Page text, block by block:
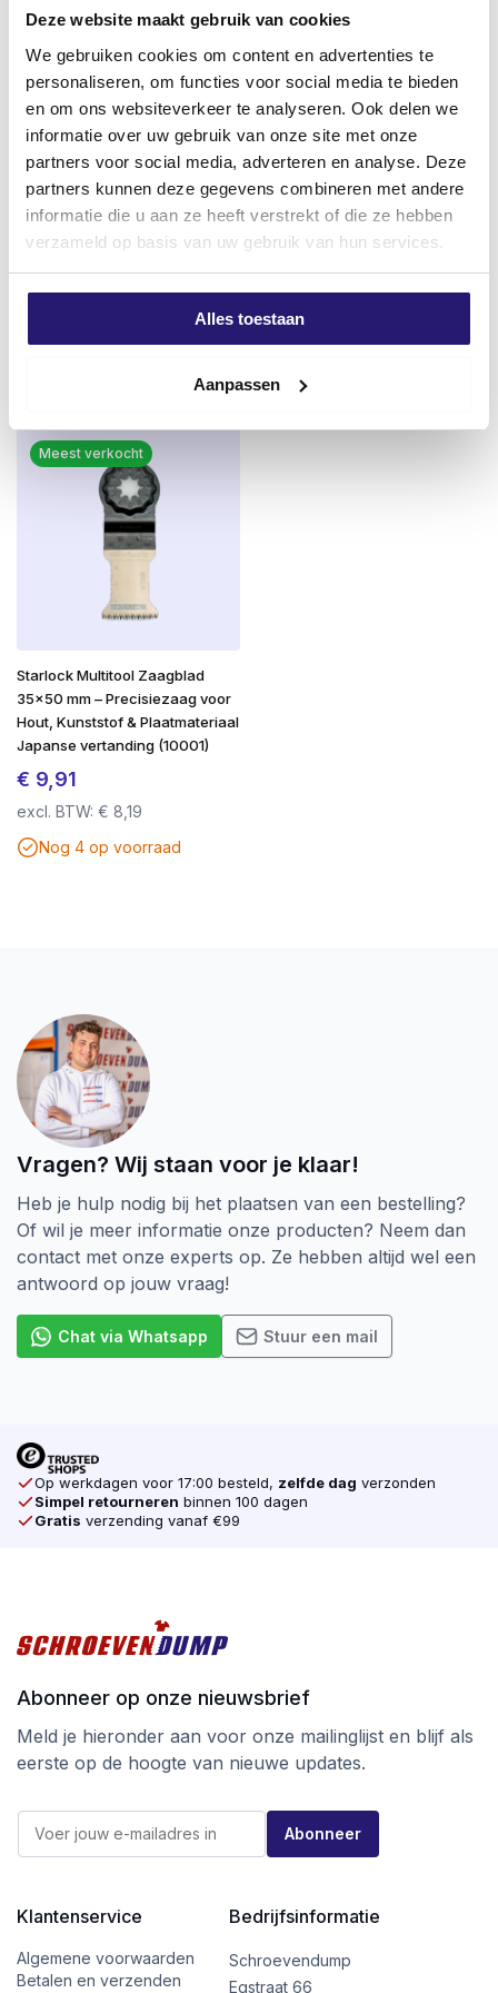
Deze website maakt gebruik van cookies
We gebruiken cookies om content en advertenties te
personaliseren, om functies voor social media te bieden
en om ons websiteverkeer te analyseren. Ook delen we
informatie over uw gebruik van onze site met onze
partners voor social media, adverteren en analyse. Deze
partners kunnen deze gegevens combineren met andere
informatie die u aan ze heeft verstrekt of die ze hebben
verzameld op basis van uw gebruik van hun services.
Alles toestaan
Aanpassen
TX-aandrijving (Torx)
zonder doorslippen.
TX-20 bij Ø 3.5 t/m Ø 5.0 mm: voor stevige en
veilige verwerking.
door lage wrijvingscoëfficiënt
en fijne schroefdraad.
Voordelen op een rij:
Ideaal voor hout-op-hout buitentoepassingen
Magnetisch
bithouder
TX-aandrijving met stevige grip (TX-20 t/m Ø
5.0 mm)
Zelfherstellende coating
Bestand tegen zware weersinvloeden
SilverMate Outdoor – gebouwd voor buiten.
Gemaakt om te blijven.
Schroevendump
vlonderschroeven RVS 410 4,0
x 50 200stuks TX-15
Impact Bit Torx 20 x 25mm –
Zeer geschikt voor slagtollen
€2,25
excl. BTW:
Op voorraad
Meest verkocht
Starlock Multitool Zaagblad
35×50 mm – Precisiezaag voor
Hout, Kunststof & Plaatmateriaal
Japanse vertanding (10001)
€ 9,91
excl. BTW: € 8,19
Nog 4 op voorraad
Vragen? Wij staan voor je klaar!
Heb je hulp nodig bij het plaatsen van een bestelling?
Of wil je meer informatie onze producten? Neem dan
contact met onze experts op. Ze hebben altijd wel een
antwoord op jouw vraag!
Chat via Whatsapp Stuur een mail
Op werkdagen voor 17:00 besteld, zelfde dag verzonden
Simpel retourneren binnen 100 dagen
Gratis verzending vanaf €99
Abonneer op onze nieuwsbrief
Meld je hieronder aan voor onze mailinglijst en blijf als
eerste op de hoogte van nieuwe updates.
m
l
-
m
E
m
l
Abonneer
Klantenservice
Algemene voorwaarden
Betalen en verzenden
Bedrijfsinformatie
Schroevendump
Egstraat 66